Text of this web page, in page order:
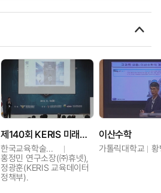
제140회 KERIS 미래교육포럼 · 2019 공군 HRD 발전 세미나
한국교육학술정보원
홍정민 연구소장(㈜휴넷),
정광훈(KERIS 교육데이터
정책부).
이산수학
가톨릭대학교